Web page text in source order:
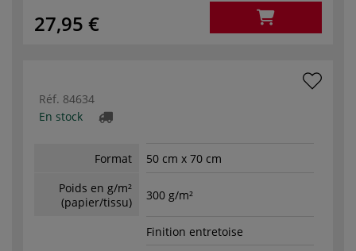
27,95 €
Réf. 84634
En stock
Format
50 cm x 70 cm
Poids en g/m²
(papier/tissu)
300 g/m²
Finition entretoise